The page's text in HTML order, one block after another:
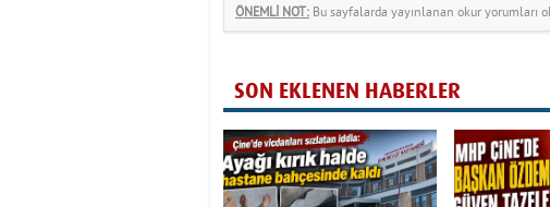
ÖNEMLİ NOT: Bu sayfalarda yayınlanan okur yorumları
SON EKLENEN HABERLER